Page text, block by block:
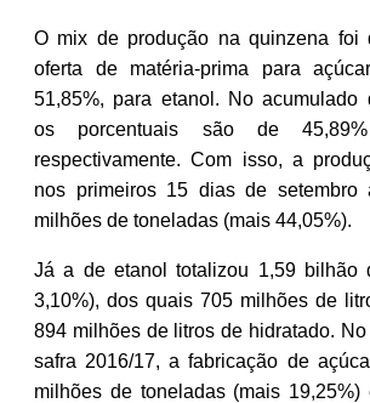
O mix de produção na quinzena foi
oferta de matéria-prima para
51,85%, para etanol. No acumulado
os porcentuais são de
respectivamente. Com isso, a
nos primeiros 15 dias de setembro
milhões de toneladas (mais 44,05%).
Já a de etanol totalizou 1,59 bilhão
3,10%), dos quais 705 milhões de
894 milhões de litros de hidratado.
safra 2016/17, a fabricação de
milhões de toneladas (mais